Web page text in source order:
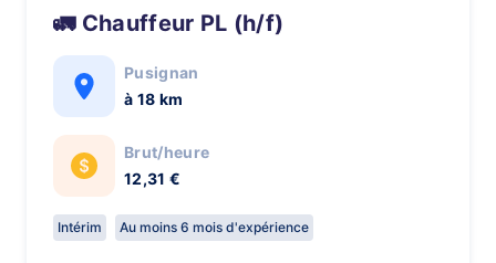
🚛 Chauffeur PL (h/f)
Pusignan
à 18 km
Brut/heure
12,31 €
Intérim Au moins 6 mois d'expérience